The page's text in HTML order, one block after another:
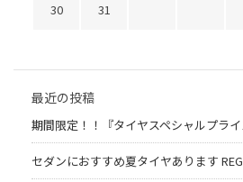
30
31
最近の投稿
期間限定！！『タイヤスペシャルプラ
セダンにおすすめ夏タイヤあります